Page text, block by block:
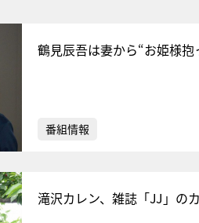
鶴見辰吾は妻から“お姫様
番組情報
滝沢カレン、雑誌「JJ」の